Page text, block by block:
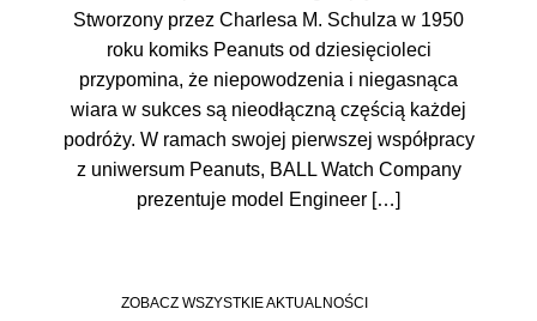
Stworzony przez Charlesa M. Schulza w 1950
roku komiks Peanuts od dziesięcioleci
przypomina, że niepowodzenia i niegasnąca
wiara w sukces są nieodłączną częścią każdej
podróży. W ramach swojej pierwszej współpracy
z uniwersum Peanuts, BALL Watch Company
prezentuje model Engineer […]
ZOBACZ WSZYSTKIE AKTUALNOŚCI